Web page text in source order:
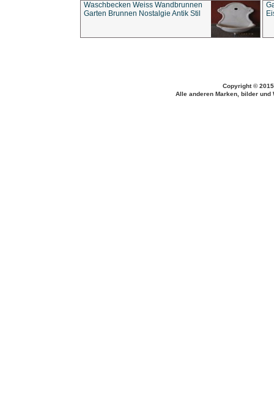
Waschbecken Weiss Wandbrunnen
Garten Brunnen Nostalgie Antik Stil
Copyright ©
Alle anderen Marken, bilder und